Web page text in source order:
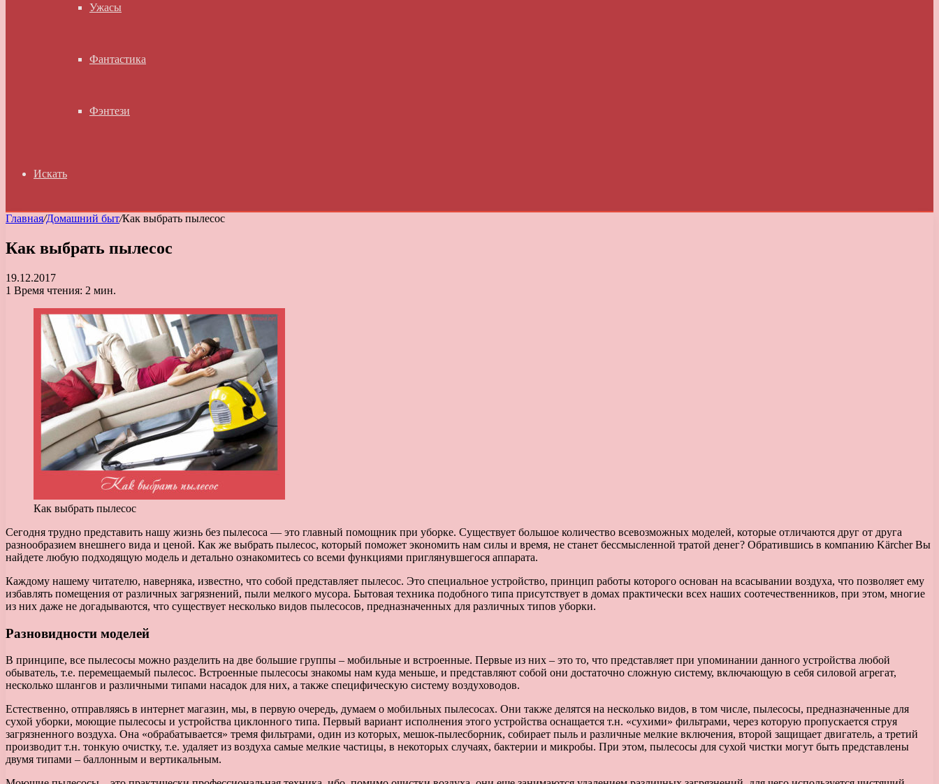
Ужасы
Фантастика
Фэнтези
Искать
Главная/Домашний быт/Как выбрать пылесос
Как выбрать пылесос
19.12.2017
1 Время чтения: 2 мин.
Как выбрать пылесос
Сегодня трудно представить нашу жизнь без пылесоса — это главный помощник при уборке. Существует большое количество всевозможных моделей, которые отличаются друг от друга
разнообразием внешнего вида и ценой. Как же выбрать пылесос, который поможет экономить нам силы и время, не станет бессмысленной тратой денег? Обратившись в компанию Kärcher Вы
найдете любую подходящую модель и детально ознакомитесь со всеми функциями приглянувшегося аппарата.
Каждому нашему читателю, наверняка, известно, что собой представляет пылесос. Это специальное устройство, принцип работы которого основан на всасывании воздуха, что позволяет ему
избавлять помещения от различных загрязнений, пыли мелкого мусора. Бытовая техника подобного типа присутствует в домах практически всех наших соотечественников, при этом, многие
из них даже не догадываются, что существует несколько видов пылесосов, предназначенных для различных типов уборки.
Разновидности моделей
В принципе, все пылесосы можно разделить на две большие группы – мобильные и встроенные. Первые из них – это то, что представляет при упоминании данного устройства любой
обыватель, т.е. перемещаемый пылесос. Встроенные пылесосы знакомы нам куда меньше, и представляют собой они достаточно сложную систему, включающую в себя силовой агрегат,
несколько шлангов и различными типами насадок для них, а также специфическую систему воздуховодов.
Естественно, отправляясь в интернет магазин, мы, в первую очередь, думаем о мобильных пылесосах. Они также делятся на несколько видов, в том числе, пылесосы, предназначенные для
сухой уборки, моющие пылесосы и устройства циклонного типа. Первый вариант исполнения этого устройства оснащается т.н. «сухими» фильтрами, через которую пропускается струя
загрязненного воздуха. Она «обрабатывается» тремя фильтрами, один из которых, мешок-пылесборник, собирает пыль и различные мелкие включения, второй защищает двигатель, а третий
производит т.н. тонкую очистку, т.е. удаляет из воздуха самые мелкие частицы, в некоторых случаях, бактерии и микробы. При этом, пылесосы для сухой чистки могут быть представлены
двумя типами – баллонным и вертикальным.